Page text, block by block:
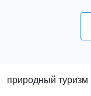
природный туризм